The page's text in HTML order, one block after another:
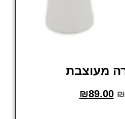
מעוצבת
₪
₪89.00